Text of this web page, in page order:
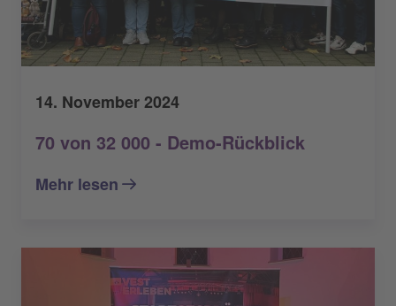
14. November 2024
70 von 32 000 - Demo-Rückblick
Mehr lesen